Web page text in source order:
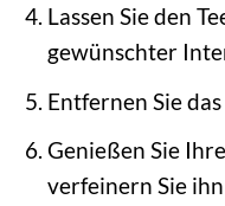
Lassen Sie den
gewünschter
Entfernen Sie
Genießen Sie
verfeinern Sie